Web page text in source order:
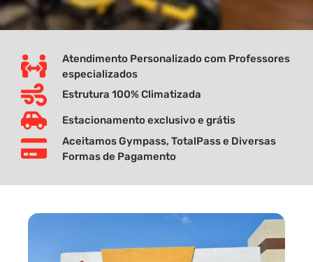
Atendimento Personalizado com Professores
especializados
Estrutura 100% Climatizada
Estacionamento exclusivo e grátis
Aceitamos Gympass, TotalPass e Diversas
Formas de Pagamento